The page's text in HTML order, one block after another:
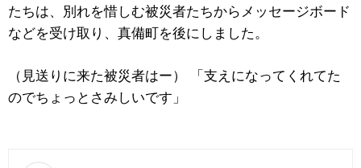
たちは、別れを惜しむ被災者たちからメッセージボード
などを受け取り、真備町を後にしました。
（見送りに来た被災者はー） 「支えになってくれてた
のでちょっとさみしいです」